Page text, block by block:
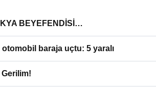
BEYEFENDİSİ…
baraja uçtu: 5 yaralı